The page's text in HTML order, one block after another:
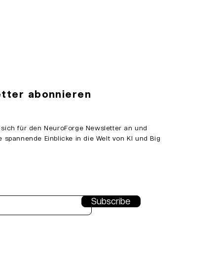
abonnieren
für den NeuroForge Newsletter an und
spannende Einblicke in die Welt von KI und Big
Subscribe